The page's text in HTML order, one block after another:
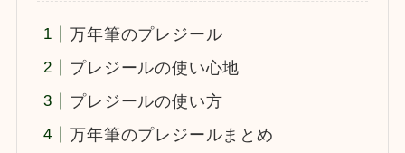
万年筆のプレジール
プレジールの使い心地
プレジールの使い方
万年筆のプレジールまとめ